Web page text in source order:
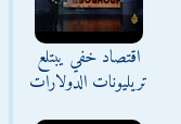
اقتصاد خفي يبتلع
تريليونات الدولارات